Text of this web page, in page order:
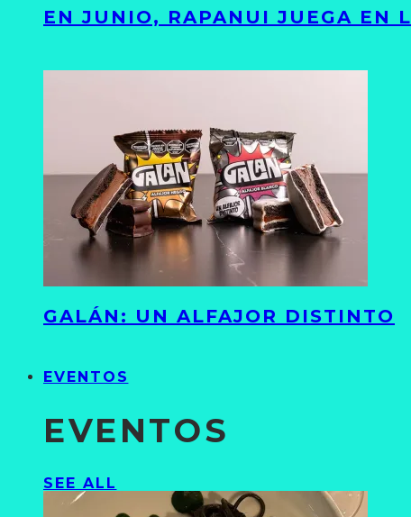
EN JUNIO, RAPANUI JUEGA EN
GALÁN: UN ALFAJOR DISTINTO
EVENTOS
EVENTOS
SEE ALL